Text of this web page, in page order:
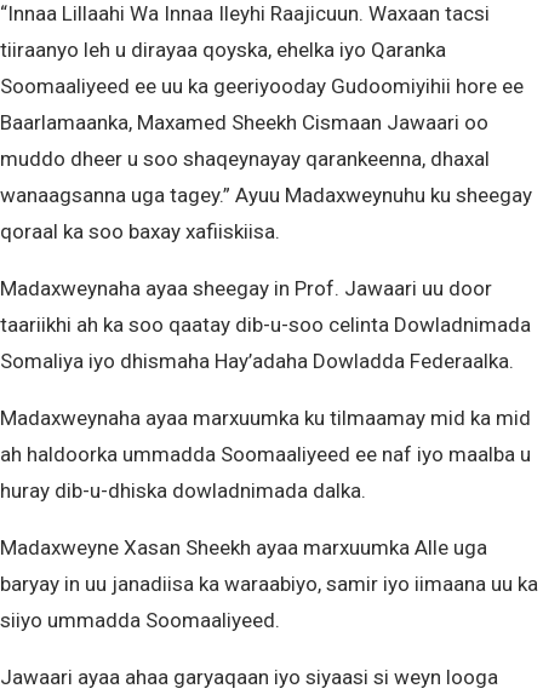
“Innaa Lillaahi Wa Innaa Ileyhi Raajicuun. Waxaan tacsi
tiiraanyo leh u dirayaa qoyska, ehelka iyo Qaranka
Soomaaliyeed ee uu ka geeriyooday Gudoomiyihii hore ee
Baarlamaanka, Maxamed Sheekh Cismaan Jawaari oo
muddo dheer u soo shaqeynayay qarankeenna, dhaxal
wanaagsanna uga tagey.” Ayuu Madaxweynuhu ku sheegay
qoraal ka soo baxay xafiiskiisa.
Madaxweynaha ayaa sheegay in Prof. Jawaari uu door
taariikhi ah ka soo qaatay dib-u-soo celinta Dowladnimada
Somaliya iyo dhismaha Hay’adaha Dowladda Federaalka.
Madaxweynaha ayaa marxuumka ku tilmaamay mid ka mid
ah haldoorka ummadda Soomaaliyeed ee naf iyo maalba u
huray dib-u-dhiska dowladnimada dalka.
Madaxweyne Xasan Sheekh ayaa marxuumka Alle uga
baryay in uu janadiisa ka waraabiyo, samir iyo iimaana uu ka
siiyo ummadda Soomaaliyeed.
Jawaari ayaa ahaa garyaqaan iyo siyaasi si weyn looga